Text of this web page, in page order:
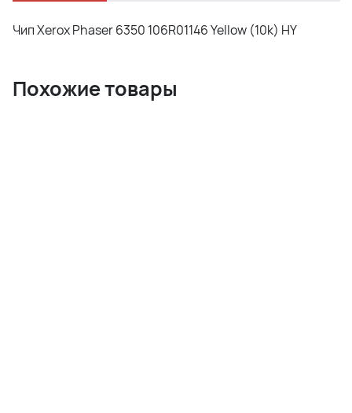
Чип Xerox Phaser 6350 106R01146 Yellow (10k) HY
Похожие товары